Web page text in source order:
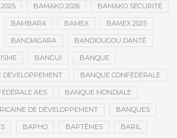
BAMAKO 2026 BAMAKO SÉCURITÉ
BAMBARA BAMEX BAMEX 2025
BANDIAGARA BANDIOUGOU DANTÉ
BANGUI BANQUE
DÉVELOPPEMENT BANQUE CONFÉDÉRALE
AES BANQUE MONDIALE
DE DÉVELOPPEMENT BANQUES
BAPHO BAPTÊMES BARIL